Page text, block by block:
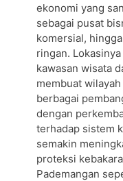
ekonomi yang
sebagai pusat
komersial,
ringan.
kawasan wisata
membuat
berbagai
dengan
terhadap sistem
semakin
proteksi
Pademangan